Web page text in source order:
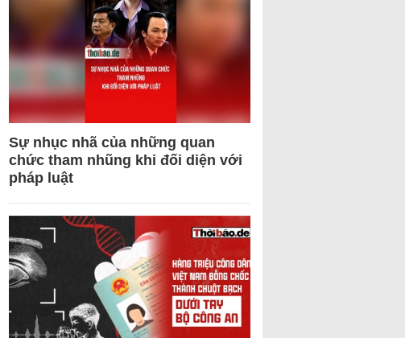
Sự nhục nhã của những quan
chức tham nhũng khi đối diện với
pháp luật